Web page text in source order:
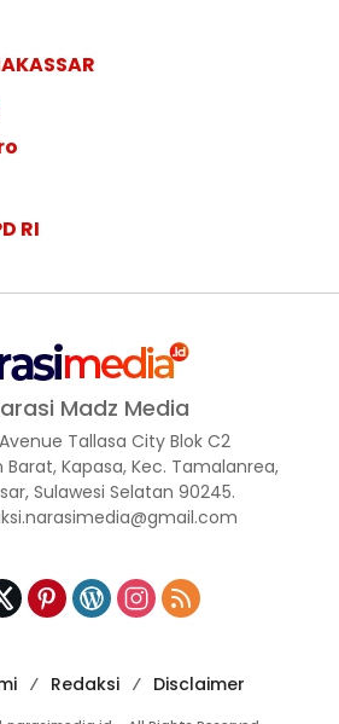
RI
Madz Media
Tallasa City Blok C2
Barat, Kapasa, Kec. Tamalanrea,
Sulawesi Selatan 90245.
Redaksi Disclaimer